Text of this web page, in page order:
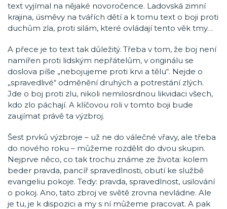
text vyjímal na nějaké novoročence. Ladovská zimní
krajina, úsměvy na tvářích dětí a k tomu text o boji proti
duchům zla, proti silám, které ovládají tento věk tmy…
A přece je to text tak důležitý. Třeba v tom, že boj není
namířen proti lidským nepřátelům, v originálu se
doslova píše „nebojujeme proti krvi a tělu“. Nejde o
„spravedlivé“ odměnění druhých a potrestání zlých.
Jde o boj proti zlu, nikoli nemilosrdnou likvidaci všech,
kdo zlo páchají. A klíčovou roli v tomto boji bude
zaujímat právě ta výzbroj.
Šest prvků výzbroje – už ne do válečné vřavy, ale třeba
do nového roku – můžeme rozdělit do dvou skupin.
Nejprve něco, co tak trochu známe ze života: kolem
beder pravda, pancíř spravedlnosti, obutí ke službě
evangeliu pokoje. Tedy: pravda, spravedlnost, usilování
o pokoj. Ano, tato zbroj ve světě zrovna nevládne. Ale
je tu, je k dispozici a my s ní můžeme pracovat. A pak